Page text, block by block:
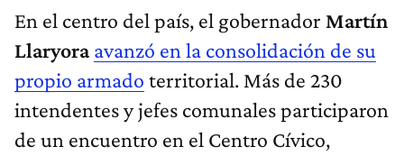
En el centro del país, el gobernador Martín
Llaryoraavanzó en la consolidación de su
propio armado territorial. Más de 230
intendentes y jefes comunales participaron
de un encuentro en el Centro Cívico,